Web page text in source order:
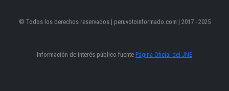
© Todos los derechos reservados | peruvotoinformado.com | 2017 - 2025
Información de interés público fuente Página Oficial del JNE